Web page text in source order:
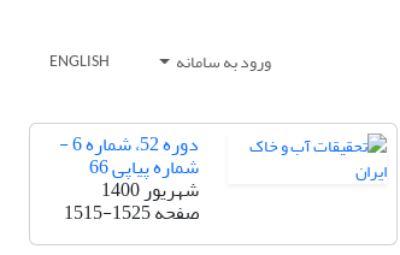
ورود به سامانه ENGLISH
دوره 52، شماره 6 -
شماره پیاپی 66
شهریور 1400
صفحه1515-1525